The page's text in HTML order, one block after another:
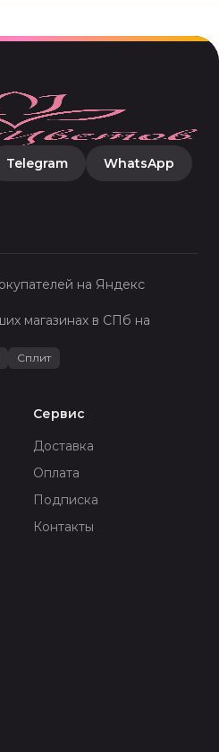
Telegram WhatsApp
на Яндекс
магазинах в СПб на
Сплит
Сервис
Доставка
Оплата
Подписка
Контакты